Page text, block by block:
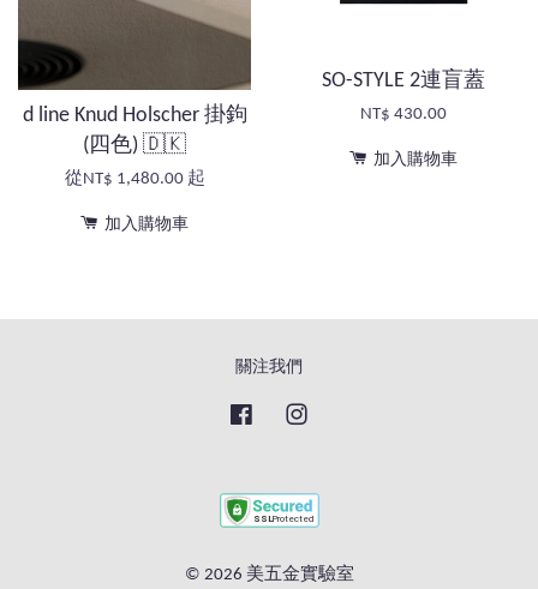
d line Knud Holscher 掛鉤
(四色) 🇩🇰
從NT$ 1,480.00 起
加入購物車
SO-STYLE 2連盲蓋
NT$ 430.00
加入購物車
關注我們
Facebook
© 2026 美五金實驗室